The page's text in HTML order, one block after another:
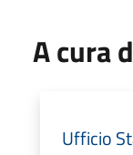
A cura
Ufficio